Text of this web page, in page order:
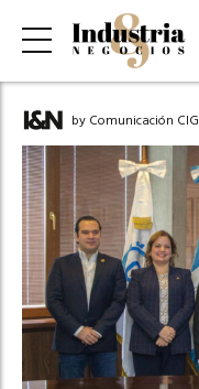
by Comunicación CIG